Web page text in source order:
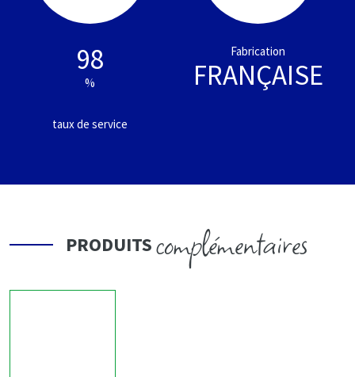
98
%
taux de service
Fabrication
FRANÇAISE
PRODUITScomplémentaires